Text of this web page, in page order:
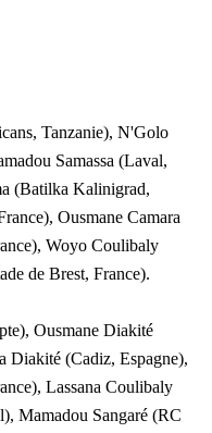
Tanzanie), N'Golo
Samassa (Laval,
(Batilka Kalinigrad,
Ousmane Camara
Woyo Coulibaly
de Brest, France).
Ousmane Diakité
Diakité (Cadiz, Espagne),
Lassana Coulibaly
Mamadou Sangaré (RC